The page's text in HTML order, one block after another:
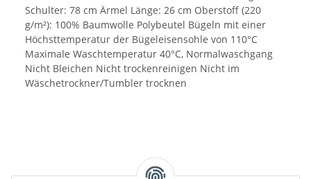
Schulter: 78 cm Ärmel Länge: 26 cm Oberstoff (220
g/m²): 100% Baumwolle Polybeutel Bügeln mit einer
Höchsttemperatur der Bügeleisensohle von 110°C
Maximale Waschtemperatur 40°C, Normalwaschgang
Nicht Bleichen Nicht trockenreinigen Nicht im
Wäschetrockner/Tumbler trocknen